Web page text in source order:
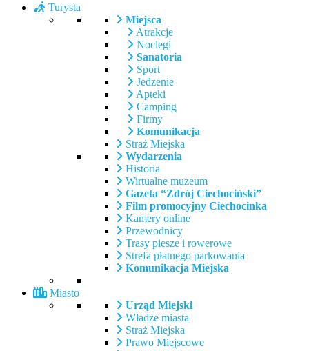
Turysta
Miejsca
Atrakcje
Noclegi
Sanatoria
Sport
Jedzenie
Apteki
Camping
Firmy
Komunikacja
Straż Miejska
Wydarzenia
Historia
Wirtualne muzeum
Gazeta “Zdrój Ciechociński”
Film promocyjny Ciechocinka
Kamery online
Przewodnicy
Trasy piesze i rowerowe
Strefa płatnego parkowania
Komunikacja Miejska
Miasto
Urząd Miejski
Władze miasta
Straż Miejska
Prawo Miejscowe